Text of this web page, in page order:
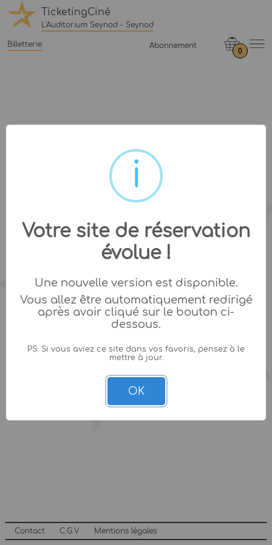
TicketingCiné
L'Auditorium Seynod - Seynod
Billetterie Abonnement
0
Contact C.G.V Mentions légales
Votre site de réservation
évolue !
Une nouvelle version est disponible.
Vous allez être automatiquement redirigé
après avoir cliqué sur le bouton ci-
dessous.
PS: Si vous aviez ce site dans vos favoris, pensez à le
mettre à jour.
OK